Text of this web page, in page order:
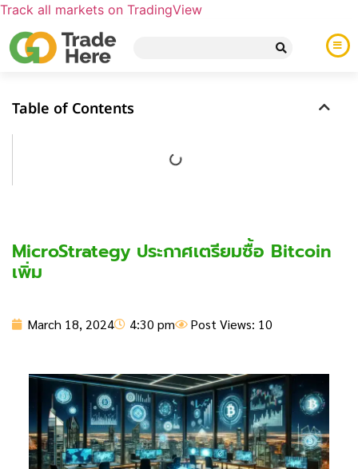
Track all markets on TradingView
Table of Contents
MicroStrategy ประกาศเตรียมซื้อ Bitcoin
เพิ่ม
March 18, 2024 4:30 pm Post Views: 10